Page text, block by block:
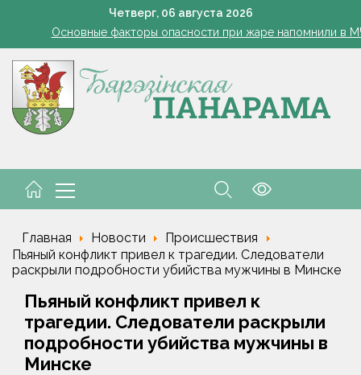
Четверг, 06 августа 2026
"мертвые души". Крупная афера по закупке фруктов и ягод
Основные факторы опасности при жаре напомнили в
Березинские тысячники. Новые имена
отправился на Северный полюс в составе международной
"мертвые души". Крупная афера по закупке фруктов и ягод
Главная Новости
Происшествия
Пьяный конфликт привел к трагедии. Следователи
раскрыли подробности убийства мужчины в Минске
Пьяный конфликт привел к
трагедии. Следователи раскрыли
подробности убийства мужчины в
Минске